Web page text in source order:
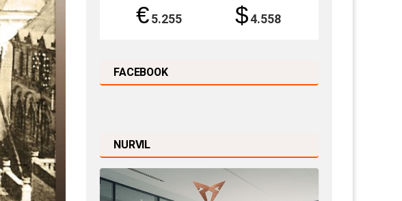
€ 5.255 $4.558
FACEBOOK
NURVIL